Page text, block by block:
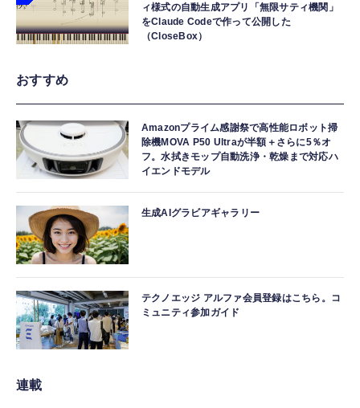
ィ様式の自動生成アプリ「無限サティ機関」
をClaude Codeで作って公開した
（CloseBox）
おすすめ
Amazonプライム感謝祭で高性能ロボット掃
除機MOVA P50 Ultraが半額＋さらに5％オ
フ。水拭きモップ自動洗浄・乾燥まで対応ハ
イエンドモデル
生成AIグラビアギャラリー
テクノエッジ アルファ会員登録はこちら。コ
ミュニティ参加ガイド
連載